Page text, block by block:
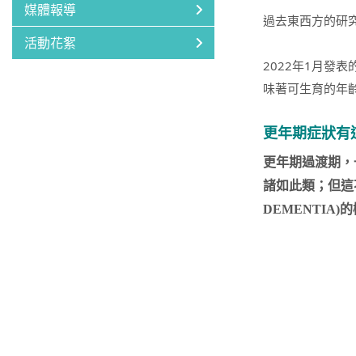
媒體報導
活動花絮
過去東西方的研
2022年1月發表
味著可生育的年
更年期症狀有
更年期過渡期
諸如此類；但
DEMENTIA)的